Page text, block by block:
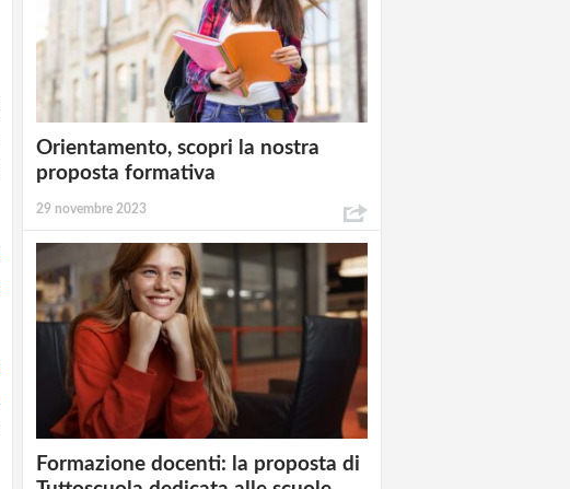
Orientamento, scopri la nostra
proposta formativa
29 novembre 2023
Formazione docenti: la proposta di